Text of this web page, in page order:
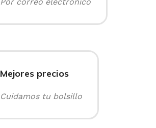
Mejores precios
Cuidamos tu bolsillo